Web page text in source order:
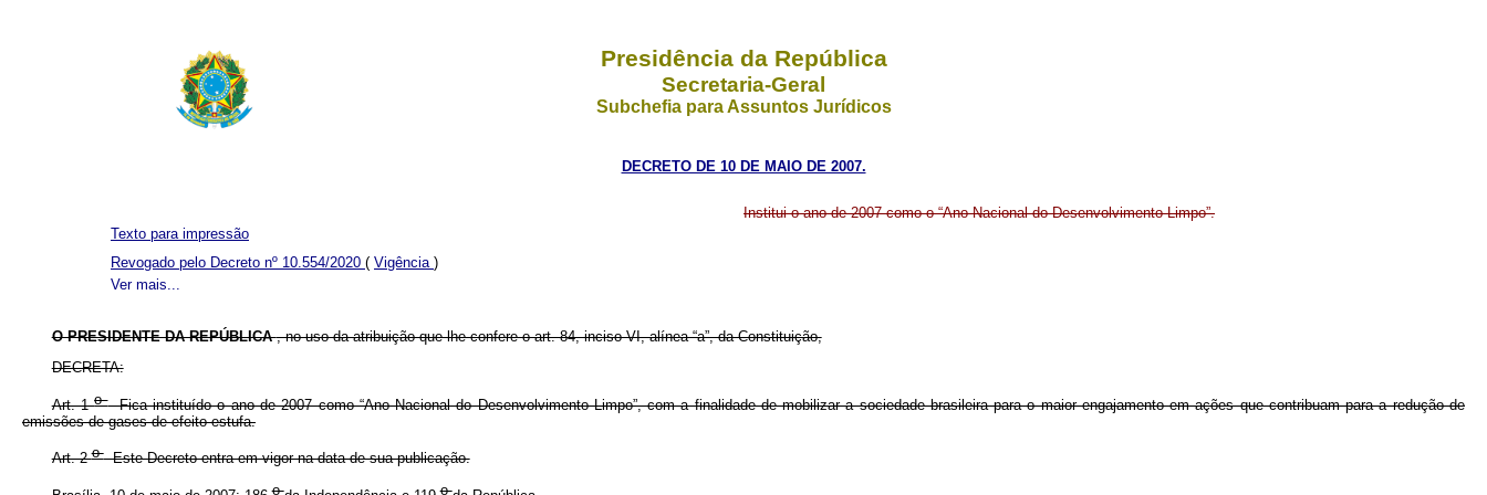
Presidência da República
Secretaria-Geral
Subchefia para Assuntos Jurídicos
DECRETO DE 10 DE MAIO DE 2007.
Institui o ano de 2007 como o “Ano Nacional do Desenvolvimento Limpo”.
Ver mais...
Texto para impressão
Revogado pelo Decreto nº 10.554/2020 ( Vigência )
O PRESIDENTE DA REPÚBLICA, no uso da atribuição que lhe confere o art. 84, inciso VI, alínea “a”, da Constituição,
DECRETA:
Art. 1oFica instituído o ano de 2007 como “Ano Nacional do Desenvolvimento Limpo”, com a finalidade de mobilizar a sociedade brasileira para o maior engajamento em ações que contribuam para a redução de
emissões de gases de efeito estufa.
Art. 2oEste Decreto entra em vigor na data de sua publicação.
o o